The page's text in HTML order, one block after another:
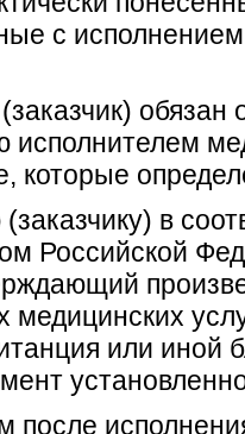
с исполнением
обязан
исполнителем
которые
в
Российской
медицинских
или иной
после